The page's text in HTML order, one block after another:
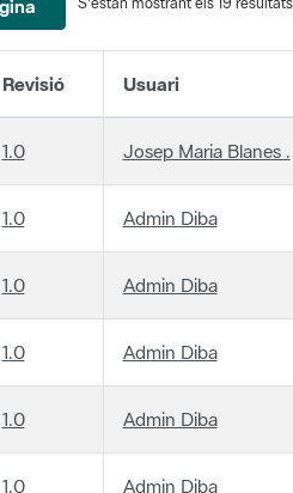
Revisió Usuari
1.0 Josep Maria Blanes .
1.0 Admin Diba
1.0 Admin Diba
1.0 Admin Diba
1.0 Admin Diba
1.0 Admin Diba